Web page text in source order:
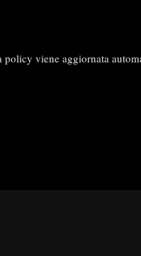
viene aggiornata